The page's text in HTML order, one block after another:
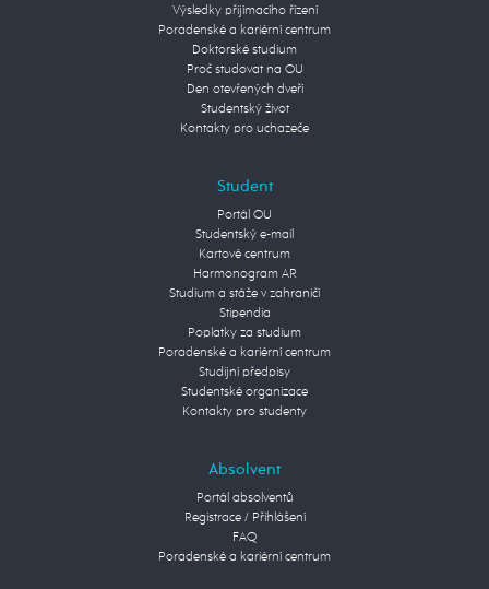
Výsledky přijímacího řízení
Poradenské a kariérní centrum
Doktorské studium
Proč studovat na OU
Den otevřených dveří
Studentský život
Kontakty pro uchazeče
Student
Portál OU
Studentský e-mail
Kartové centrum
Harmonogram AR
Studium a stáže v zahraničí
Stipendia
Poplatky za studium
Poradenské a kariérní centrum
Studijní předpisy
Studentské organizace
Kontakty pro studenty
Absolvent
Portál absolventů
Registrace / Přihlášení
FAQ
Poradenské a kariérní centrum